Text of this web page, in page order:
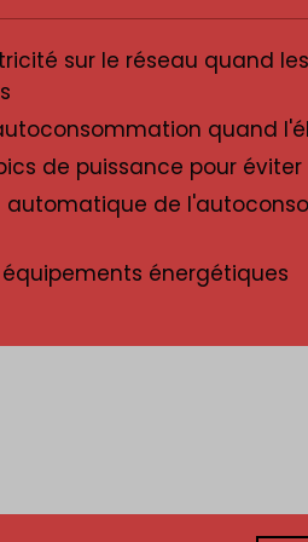
sur le réseau quand
quand
de puissance pour
automatique de
énergétiques